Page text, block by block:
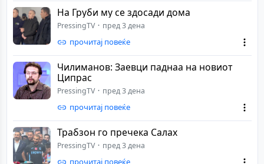
На Груби му се здосади дома
PressingTV пред 3 дена
прочитај повеќе
Чилиманов: Заевци паднаа на новиот
Ципрас
PressingTV пред 3 дена
прочитај повеќе
Трабзон го пречека Салах
PressingTV пред 3 дена
прочитај повеќе